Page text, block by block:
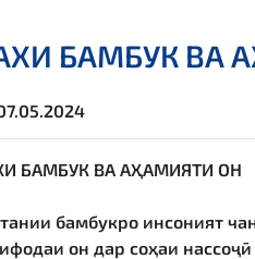
БАМБУК ВА
БАМБУК ВА АҲАМИЯТИ ОН
бамбукро инсоният
он дар соҳаи